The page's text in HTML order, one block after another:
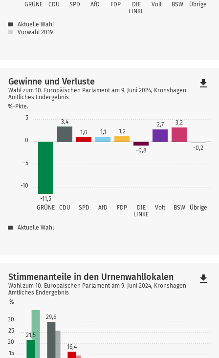
GRÜNE CDU SPD AfD FDP
DIE
LINKE
Volt BSW Übrige
Aktuelle Wahl
Vorwahl 2019
-10
-5
0
5
%-Pkte.
GRÜNE CDU SPD AfD FDP
DIE
LINKE
Volt BSW Übrige
-11,5
3,4
1,0
1,1 1,2
-0,8
2,7 3,2
-0,2
Gewinne und Verluste
Wahl zum 10. Europäischen Parlament am 9. Juni 2024, Kronshagen
Amtliches Endergebnis
Aktuelle Wahl
file_download
15
20
25
30
%
21,5
29,6
16,4
Stimmenanteile in den Urnenwahllokalen
Wahl zum 10. Europäischen Parlament am 9. Juni 2024, Kronshagen
Amtliches Endergebnis
file_download